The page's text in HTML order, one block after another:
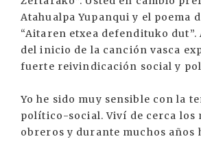
Atahualpa Yupanqui y el poema
“Aitaren etxea defendituko dut”.
del inicio de la canción vasca
fuerte reivindicación social y
Yo he sido muy sensible con la
político-social. Viví de cerca los
obreros y durante muchos años